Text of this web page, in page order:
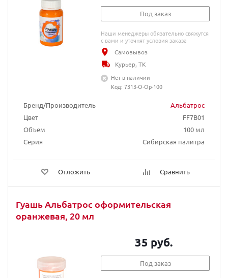
Бренд/Производитель
Альбатрос
Цвет
FF7B01
Объем
100 мл
Серия
Сибирская палитра
Отложить Сравнить
Под заказ
Наши менеджеры обязательно свяжутся
с вами и уточнят условия заказа
Самовывоз
Курьер, ТК
Нет в наличии
Код: 7313-О-Ор-100
Гуашь Альбатрос оформительская
оранжевая, 20 мл
35 руб.
Под заказ